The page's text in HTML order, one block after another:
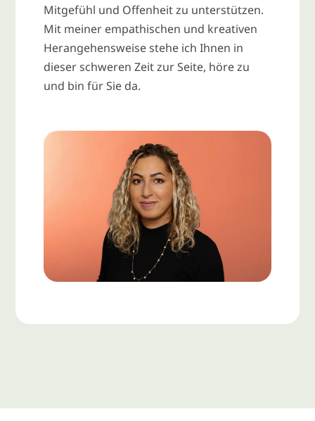
Mitgefühl und Offenheit zu unterstützen.
Mit meiner empathischen und kreativen
Herangehensweise stehe ich Ihnen in
dieser schweren Zeit zur Seite, höre zu
und bin für Sie da.